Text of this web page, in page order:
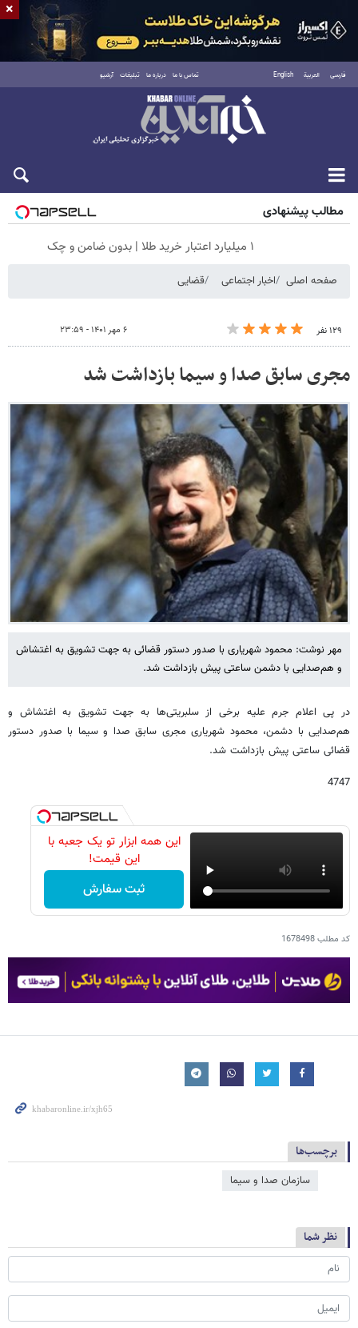
فارسی العربية English تماس با ما درباره ما تبلیغات آرشیو
جمعه ۱۶ مرداد ۱۴۰۵
مطالب پیشنهادی
۱ میلیارد اعتبار خرید طلا | بدون ضامن و چک
صفحه اصلی اخبار اجتماعی قضایی
۱۲۹ نفر ۶ مهر ۱۴۰۱ - ۲۳:۵۹
مجری سابق صدا و سیما بازداشت شد
مهر نوشت: محمود شهریاری با صدور دستور قضائی به جهت تشویق به اغتشاش
و هم‌صدایی با دشمن ساعتی پیش بازداشت شد.
در پی اعلام جرم علیه برخی از سلبریتی‌ها به جهت تشویق به اغتشاش و
هم‌صدایی با دشمن، محمود شهریاری مجری سابق صدا و سیما با صدور دستور
قضائی ساعتی پیش بازداشت شد.
4747
این همه ابزار تو یک جعبه با
این قیمت!
ثبت سفارش
کد مطلب1678498
برچسب‌ها
سازمان صدا و سیما
نظر شما
×